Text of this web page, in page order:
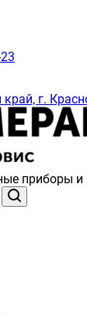
г.
приборы